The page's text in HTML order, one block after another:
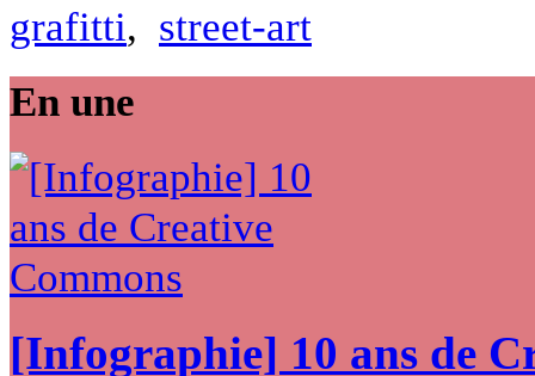
grafitti, street-art
En une
[Infographie] 10 ans de